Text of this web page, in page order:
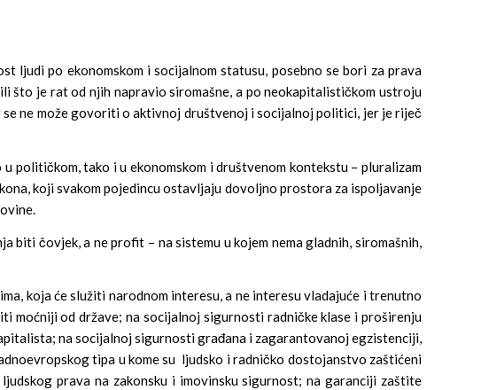
ljudi po ekonomskom i socijalnom statusu, posebno se bori za prava
je rat od njih napravio siromašne, a po neokapitalističkom ustroju
ne može govoriti o aktivnoj društvenoj i socijalnoj politici, jer je riječ
tako i u ekonomskom i društvenom kontekstu – pluralizam
koji svakom pojedincu ostavljaju dovoljno prostora za ispoljavanje
čovjek, a ne profit – na sistemu u kojem nema gladnih, siromašnih,
koja će služiti narodnom interesu, a ne interesu vladajuće i trenutno
moćniji od države; na socijalnoj sigurnosti radničke klase i proširenju
na socijalnoj sigurnosti građana i zagarantovanoj egzistenciji,
tipa u kome su ljudsko i radničko dostojanstvo zaštićeni
prava na zakonsku i imovinsku sigurnost; na garanciji zaštite